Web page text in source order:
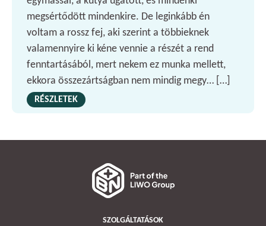
megsértődött mindenkire. De leginkább én
voltam a rossz fej, aki szerint a többieknek
valamennyire ki kéne vennie a részét a rend
fenntartásából, mert nekem ez munka mellett,
ekkora összezártságban nem mindig megy… […]
RÉSZLETEK
SZOLGÁLTATÁSOK